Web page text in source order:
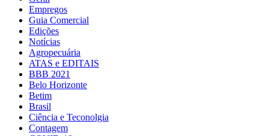
Empregos
Guia Comercial
Edições
Notícias
Agropecuária
ATAS e EDITAIS
BBB 2021
Belo Horizonte
Betim
Brasil
Ciência e Teconolgia
Contagem